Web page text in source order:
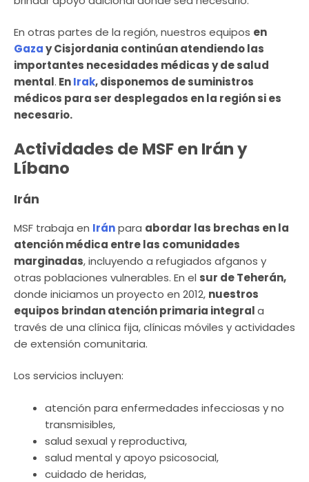
En otras partes de la región, nuestros equipos en
Gazay Cisjordania continúan atendiendo las
importantes necesidades médicas y de salud
mental. EnIrak, disponemos de suministros
médicos para ser desplegados en la región si es
necesario.
Actividades de MSF en Irán y
Líbano
Irán
MSF trabaja en Iránpara abordar las brechas en la
atención médica entre las comunidades
marginadas, incluyendo a refugiados afganos y
otras poblaciones vulnerables. En el sur de Teherán,
donde iniciamos un proyecto en 2012, nuestros
equipos brindan atención primaria integrala
través de una clínica fija, clínicas móviles y actividades
de extensión comunitaria.
Los servicios incluyen:
atención para enfermedades infecciosas y no
transmisibles,
salud sexual y reproductiva,
salud mental y apoyo psicosocial,
cuidado de heridas,